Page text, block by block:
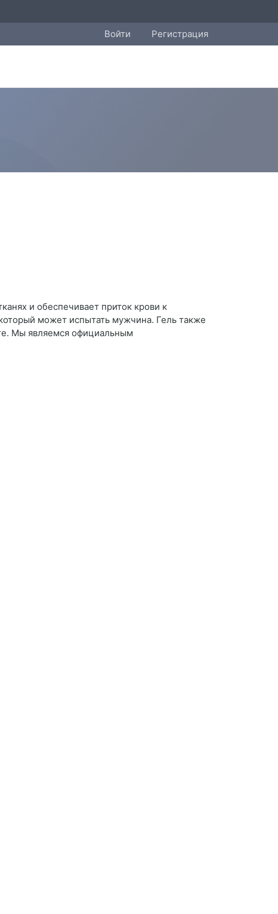
Войти Регистрация
и обеспечивает приток крови к
может испытать мужчина. Гель также
Мы являемся официальным